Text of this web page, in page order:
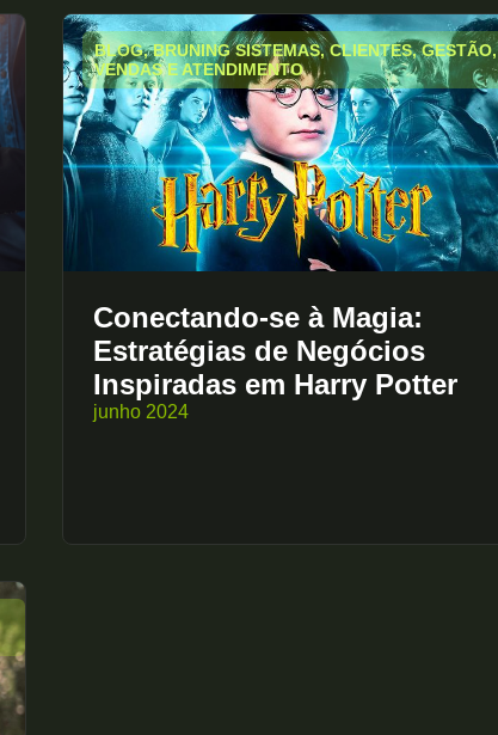
BLOG,BRUNING SISTEMAS,CLIENTES,GESTÃO,
VENDAS E ATENDIMENTO
Conectando-se à Magia:
Estratégias de Negócios
Inspiradas em Harry Potter
junho 2024